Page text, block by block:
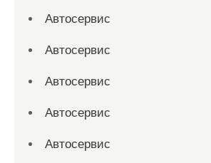
Автосервис
Автосервис
Автосервис
Автосервис
Автосервис